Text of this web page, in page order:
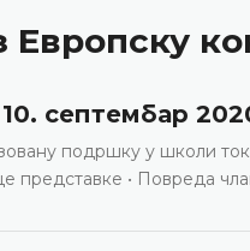
Европску
септембар
подршку у школи
представке • Повреда